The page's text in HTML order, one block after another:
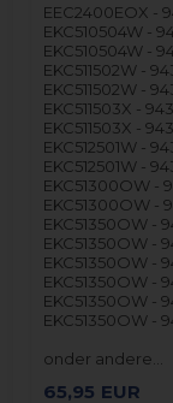
EEC2400EOX -
EKC510504W -
EKC510504W -
EKC511502W -
EKC511502W -
EKC511503X -
EKC511503X -
EKC512501W -
EKC512501W -
EKC51300OW -
EKC51300OW -
EKC51350OW -
EKC51350OW -
EKC51350OW -
EKC51350OW -
EKC51350OW -
EKC51350OW -
onder andere…
65,95 EUR